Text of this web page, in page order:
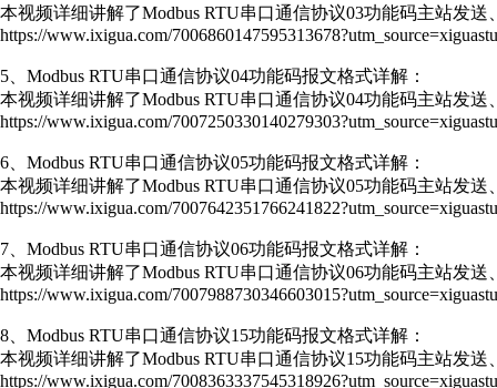
本视频详细讲解了Modbus RTU串口通信协议03功能码主站发
https://www.ixigua.com/
5、Modbus RTU串口通信协议04功能码报文格式详解：
本视频详细讲解了Modbus RTU串口通信协议04功能码主站发
https://www.ixigua.com/
6、Modbus RTU串口通信协议05功能码报文格式详解：
本视频详细讲解了Modbus RTU串口通信协议05功能码主站发
https://www.ixigua.com/
7、Modbus RTU串口通信协议06功能码报文格式详解：
本视频详细讲解了Modbus RTU串口通信协议06功能码主站发
https://www.ixigua.com/
8、Modbus RTU串口通信协议15功能码报文格式详解：
本视频详细讲解了Modbus RTU串口通信协议15功能码主站发
https://www.ixigua.com/